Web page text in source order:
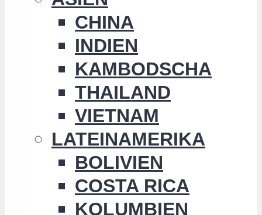
CHINA
INDIEN
KAMBODSCHA
THAILAND
VIETNAM
LATEINAMERIKA
BOLIVIEN
COSTA RICA
KOLUMBIEN